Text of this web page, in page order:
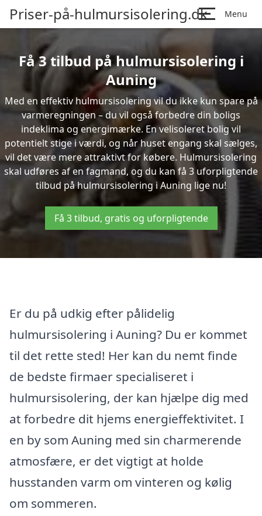
Priser-på-hulmursisolering.dk Menu
Få 3 tilbud på hulmursisolering i
Auning
Med en effektiv hulmursisolering vil du ikke kun spare på
varmeregningen – du vil også forbedre din boligs
indeklima og energimærke. En velisoleret bolig vil
potentielt stige i værdi, og når huset engang skal sælges,
vil det være mere attraktivt for købere. Hulmursisolering
skal udføres af en fagmand, og du kan få 3 uforpligtende
tilbud på hulmursisolering i Auning lige nu!
Få 3 tilbud, gratis og uforpligtende
Er du på udkig efter pålidelig
hulmursisolering i Auning? Du er kommet
til det rette sted! Her kan du nemt finde
de bedste firmaer specialiseret i
hulmursisolering, der kan hjælpe dig med
at forbedre dit hjems energieffektivitet. I
en by som Auning med sin charmerende
atmosfære, er det vigtigt at holde
husstanden varm om vinteren og kølig
om sommeren.